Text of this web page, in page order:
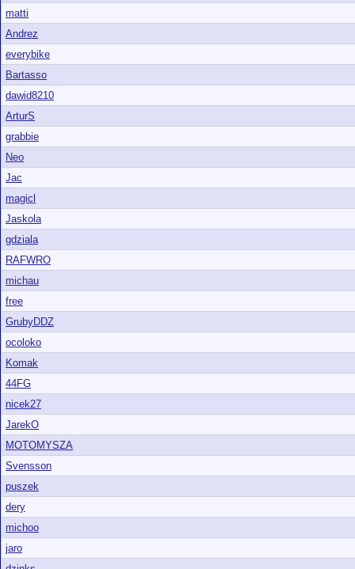
matti
Andrez
everybike
Bartasso
dawid8210
ArturS
grabbie
Neo
Jac
magicl
Jaskola
gdziala
RAFWRO
michau
free
GrubyDDZ
ocoloko
Komak
44FG
nicek27
JarekO
MOTOMYSZA
Svensson
puszek
dery
michoo
jaro